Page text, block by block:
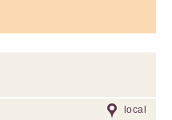
local